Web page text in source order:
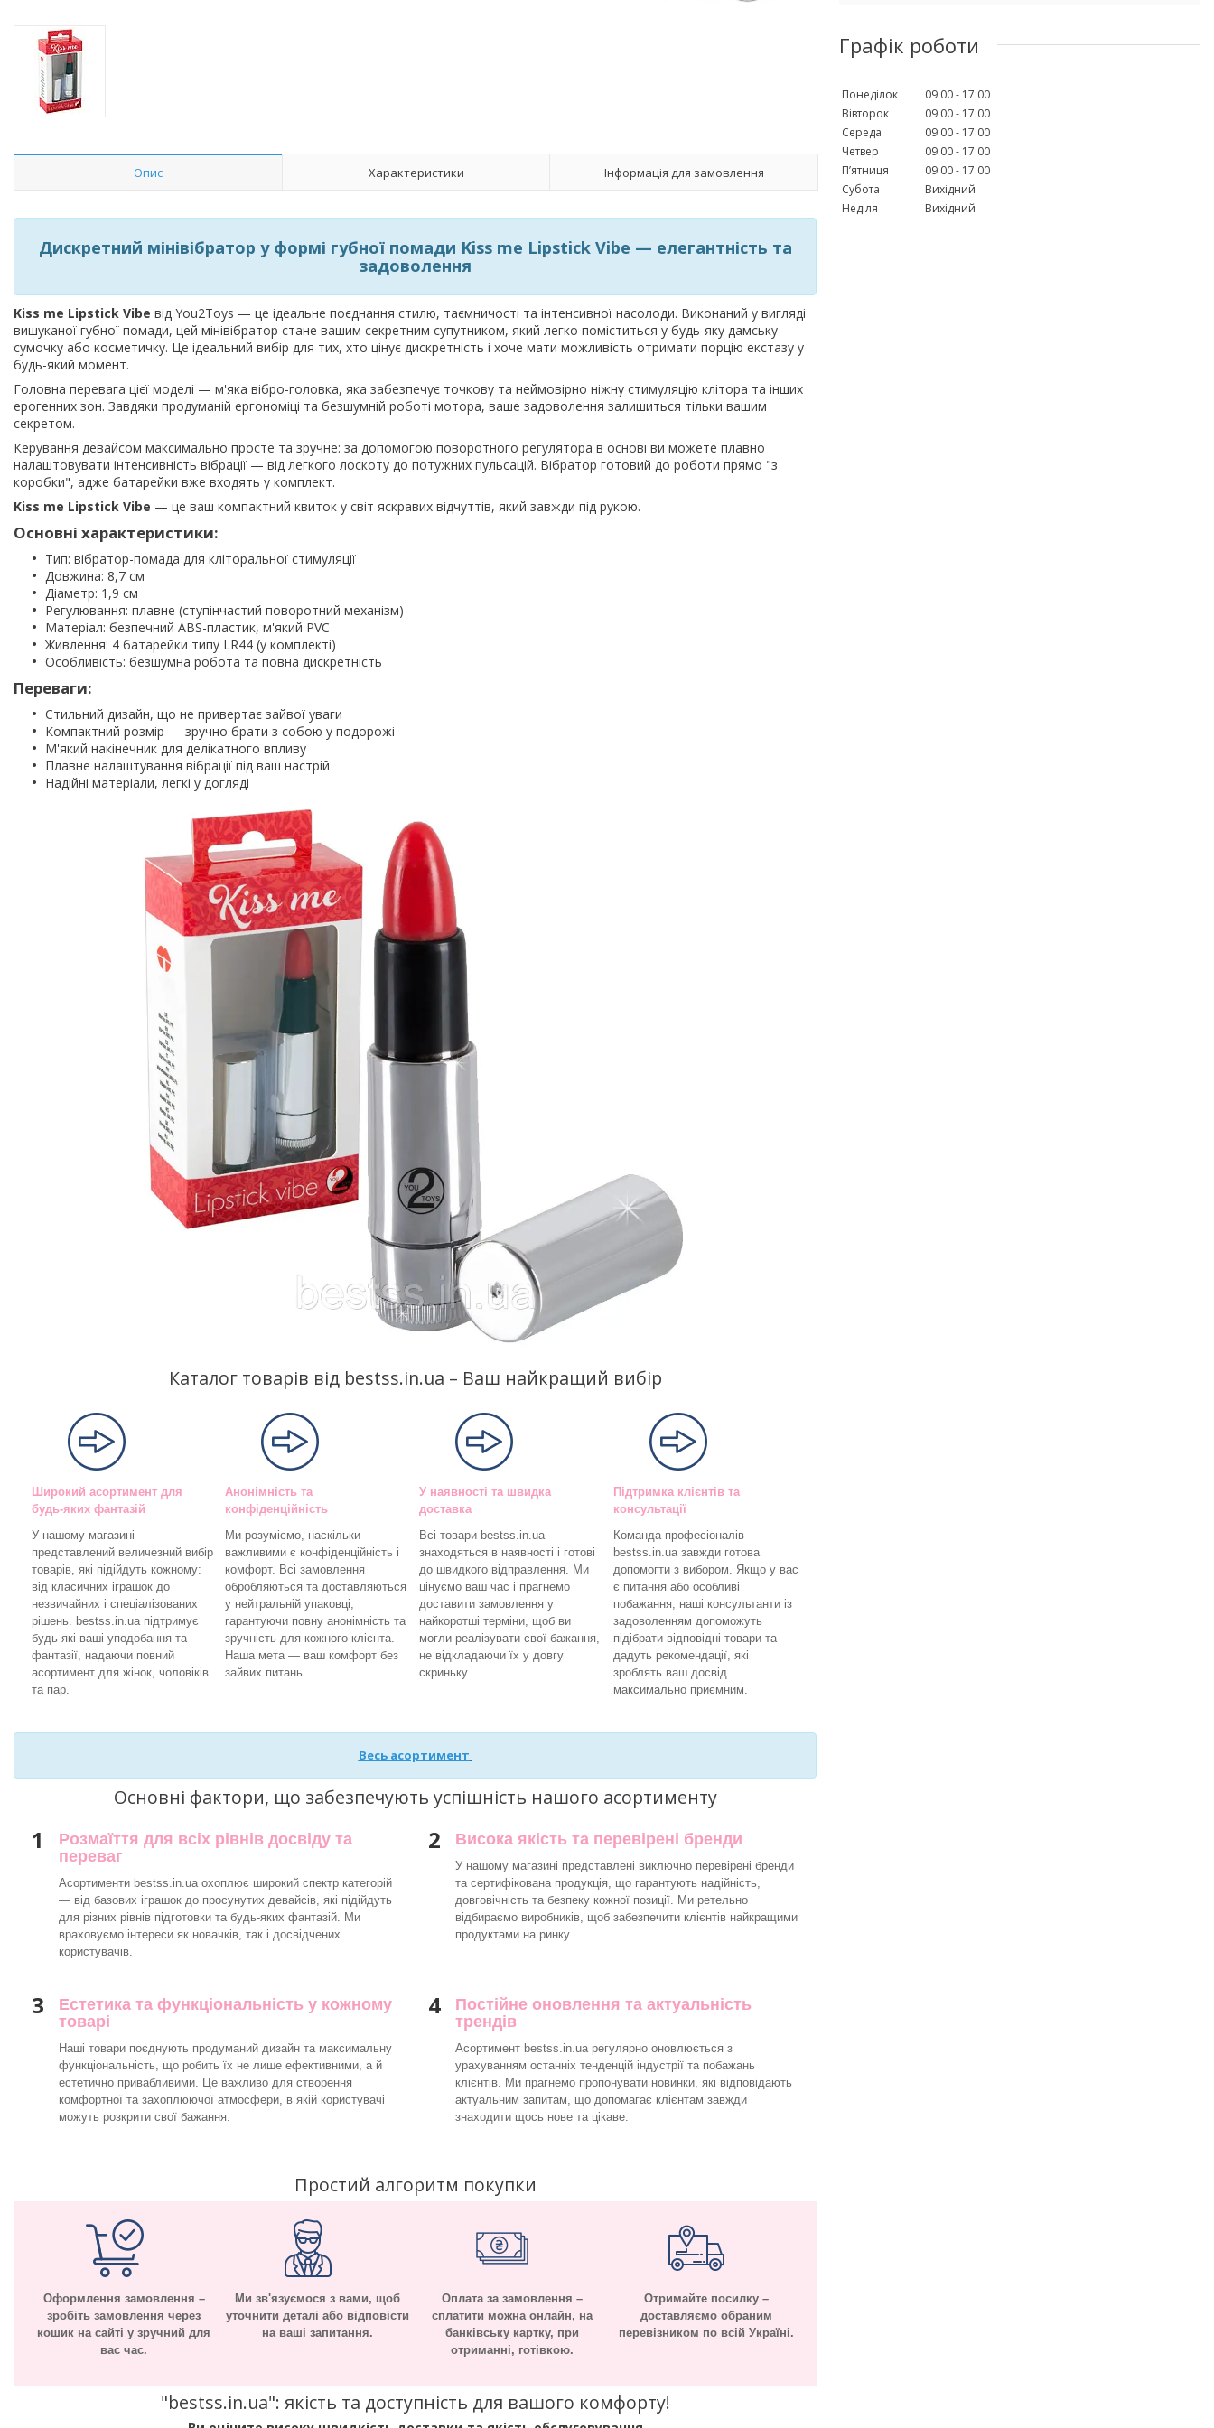
Опис Характеристики Інформація для замовлення
Дискретний мінівібратор у формі губної помади Kiss me Lipstick Vibe — елегантність та
задоволення
Kiss me Lipstick Vibe від You2Toys — це ідеальне поєднання стилю, таємничості та інтенсивної насолоди. Виконаний у вигляді
вишуканої губної помади, цей мінівібратор стане вашим секретним супутником, який легко поміститься у будь-яку дамську
сумочку або косметичку. Це ідеальний вибір для тих, хто цінує дискретність і хоче мати можливість отримати порцію екстазу у
будь-який момент.
Головна перевага цієї моделі — м'яка вібро-головка, яка забезпечує точкову та неймовірно ніжну стимуляцію клітора та інших
ерогенних зон. Завдяки продуманій ергономіці та безшумній роботі мотора, ваше задоволення залишиться тільки вашим
секретом.
Керування девайсом максимально просте та зручне: за допомогою поворотного регулятора в основі ви можете плавно
налаштовувати інтенсивність вібрації — від легкого лоскоту до потужних пульсацій. Вібратор готовий до роботи прямо "з
коробки", адже батарейки вже входять у комплект.
Kiss me Lipstick Vibe — це ваш компактний квиток у світ яскравих відчуттів, який завжди під рукою.
Основні характеристики:
Тип: вібратор-помада для кліторальної стимуляції
Довжина: 8,7 см
Діаметр: 1,9 см
Регулювання: плавне (ступінчастий поворотний механізм)
Матеріал: безпечний ABS-пластик, м'який PVC
Живлення: 4 батарейки типу LR44 (у комплекті)
Особливість: безшумна робота та повна дискретність
Переваги:
Стильний дизайн, що не привертає зайвої уваги
Компактний розмір — зручно брати з собою у подорожі
М'який накінечник для делікатного впливу
Плавне налаштування вібрації під ваш настрій
Надійні матеріали, легкі у догляді
Каталог товарів від bestss.in.ua – Ваш найкращий вибір
Широкий асортимент для
будь-яких фантазій
У нашому магазині
представлений величезний вибір
товарів, які підійдуть кожному:
від класичних іграшок до
незвичайних і спеціалізованих
рішень. bestss.in.ua підтримує
будь-які ваші уподобання та
фантазії, надаючи повний
асортимент для жінок, чоловіків
та пар.
Анонімність та
конфіденційність
Ми розуміємо, наскільки
важливими є конфіденційність і
комфорт. Всі замовлення
обробляються та доставляються
у нейтральній упаковці,
гарантуючи повну анонімність та
зручність для кожного клієнта.
Наша мета — ваш комфорт без
зайвих питань.
У наявності та швидка
доставка
Всі товари bestss.in.ua
знаходяться в наявності і готові
до швидкого відправлення. Ми
цінуємо ваш час і прагнемо
доставити замовлення у
найкоротші терміни, щоб ви
могли реалізувати свої бажання,
не відкладаючи їх у довгу
скриньку.
Підтримка клієнтів та
консультації
Команда професіоналів
bestss.in.ua завжди готова
допомогти з вибором. Якщо у вас
є питання або особливі
побажання, наші консультанти із
задоволенням допоможуть
підібрати відповідні товари та
дадуть рекомендації, які
зроблять ваш досвід
максимально приємним.
Весь асортимент
Основні фактори, що забезпечують успішність нашого асортименту
1
Розмаїття для всіх рівнів досвіду та
переваг
Асортименти bestss.in.ua охоплює широкий спектр категорій
— від базових іграшок до просунутих девайсів, які підійдуть
для різних рівнів підготовки та будь-яких фантазій. Ми
враховуємо інтереси як новачків, так і досвідчених
користувачів.
2 Висока якість та перевірені бренди
У нашому магазині представлені виключно перевірені бренди
та сертифікована продукція, що гарантують надійність,
довговічність та безпеку кожної позиції. Ми ретельно
відбираємо виробників, щоб забезпечити клієнтів найкращими
продуктами на ринку.
3
Естетика та функціональність у кожному
товарі
Наші товари поєднують продуманий дизайн та максимальну
функціональність, що робить їх не лише ефективними, а й
естетично привабливими. Це важливо для створення
комфортної та захоплюючої атмосфери, в якій користувачі
можуть розкрити свої бажання.
4
Постійне оновлення та актуальність
трендів
Асортимент bestss.in.ua регулярно оновлюється з
урахуванням останніх тенденцій індустрії та побажань
клієнтів. Ми прагнемо пропонувати новинки, які відповідають
актуальним запитам, що допомагає клієнтам завжди
знаходити щось нове та цікаве.
Простий алгоритм покупки
Оформлення замовлення –
зробіть замовлення через
кошик на сайті у зручний для
вас час.
Ми зв'язуємося з вами, щоб
уточнити деталі або відповісти
на ваші запитання.
Оплата за замовлення –
сплатити можна онлайн, на
банківську картку, при
отриманні, готівкою.
Отримайте посилку –
доставляємо обраним
перевізником по всій Україні.
"bestss.in.ua": якість та доступність для вашого комфорту!
Графік роботи
Понеділок 09:00
17:00
Вівторок
09:00
17:00
Середа
09:00
17:00
Четвер
09:00
17:00
Пʼятниця
09:00
17:00
Субота
Вихідний
Неділя
Вихідний